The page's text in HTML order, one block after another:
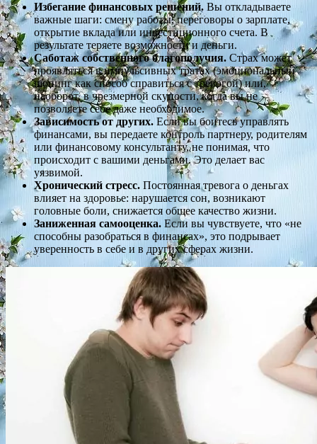
Избегание финансовых решений. Вы откладываете
важные шаги: смену работы, переговоры о зарплате,
открытие вклада или инвестиционного счета. В
результате теряете возможности и деньги.
Саботаж собственного благополучия. Страх может
проявляться в импульсивных тратах (эмоциональный
шопинг как способ справиться с тревогой) или,
наоборот, в чрезмерной скупости, когда вы не
позволяете себе даже необходимое.
Зависимость от других. Если вы боитесь управлять
финансами, вы передаете контроль партнеру, родителям
или финансовому консультанту, не понимая, что
происходит с вашими деньгами. Это делает вас
уязвимой.
Хронический стресс. Постоянная тревога о деньгах
влияет на здоровье: нарушается сон, возникают
головные боли, снижается общее качество жизни.
Заниженная самооценка. Если вы чувствуете, что «не
способны разобраться в финансах», это подрывает
уверенность в себе и в других сферах жизни.